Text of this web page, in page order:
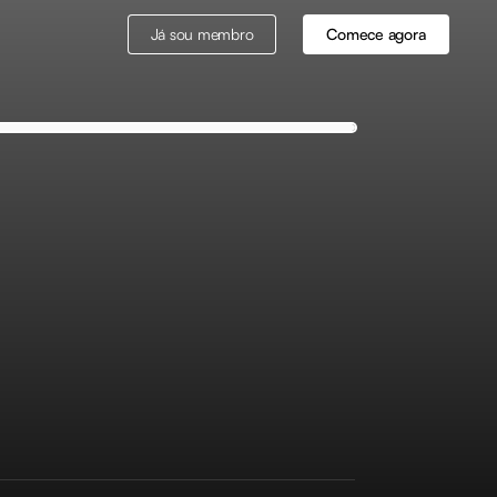
Já sou membro Comece agora